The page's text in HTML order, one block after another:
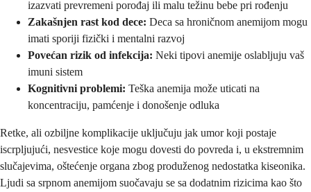
izazvati prevremeni porođaj ili malu težinu bebe pri rođenju
Zakašnjen rast kod dece: Deca sa hroničnom anemijom mogu
imati sporiji fizički i mentalni razvoj
Povećan rizik od infekcija: Neki tipovi anemije oslabljuju vaš
imuni sistem
Kognitivni problemi: Teška anemija može uticati na
koncentraciju, pamćenje i donošenje odluka
Retke, ali ozbiljne komplikacije uključuju jak umor koji postaje
iscrpljujući, nesvestice koje mogu dovesti do povreda i, u ekstremnim
slučajevima, oštećenje organa zbog produženog nedostatka kiseonika.
Ljudi sa srpnom anemijom suočavaju se sa dodatnim rizicima kao što